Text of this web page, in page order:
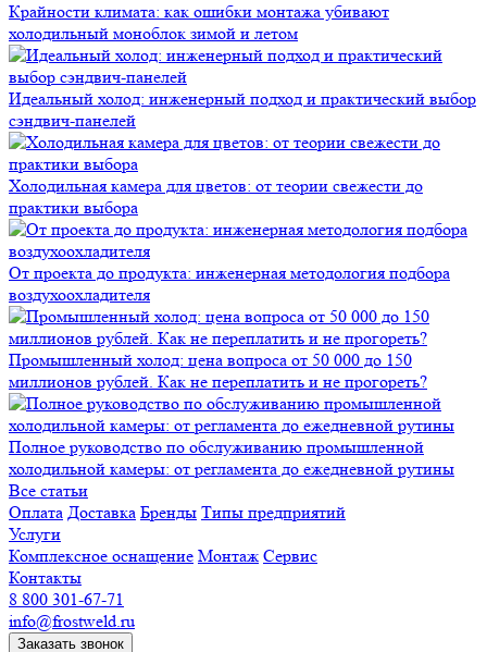
Крайности климата: как ошибки монтажа убивают
холодильный моноблок зимой и летом
Идеальный холод: инженерный подход и практический выбор
сэндвич-панелей
Холодильная камера для цветов: от теории свежести до
практики выбора
От проекта до продукта: инженерная методология подбора
воздухоохладителя
Промышленный холод: цена вопроса от 50 000 до 150
миллионов рублей. Как не переплатить и не прогореть?
Полное руководство по обслуживанию промышленной
холодильной камеры: от регламента до ежедневной рутины
Все статьи
Оплата Доставка Бренды Типы предприятий
Услуги
Комплексное оснащение Монтаж Сервис
Контакты
8 800 301-67-71
info@frostweld.ru
Заказать звонок